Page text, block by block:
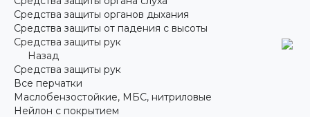
Средства защиты органов дыхания
Средства защиты от падения с высоты
Средства защиты рук
Назад
Средства защиты рук
Все перчатки
Маслобензостойкие, МБС, нитриловые
Нейлон с покрытием